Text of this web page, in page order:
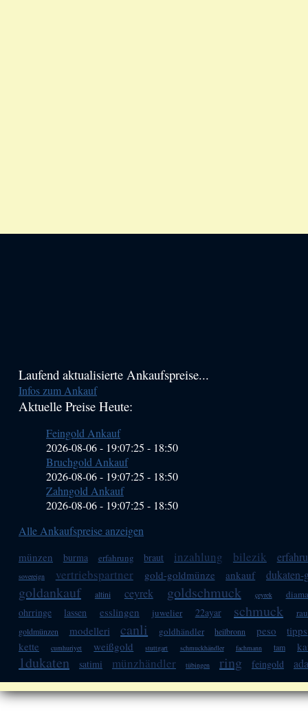
Haupt-
Sidebar
Laufend aktualisierte Ankaufspreise...
Infos zum Ankauf
Aktuelle Preise Heute:
Feingold Ankauf
2026-08-06 - 19:07:25 - 18:50
Bruchgold Ankauf
2026-08-06 - 19:07:25 - 18:50
Zahngold Ankauf
2026-08-06 - 19:07:25 - 18:50
Alle Ankaufspreise anzeigen
münzen burma erfahrung braut inzahlung bilezik
sovereign vertriebspartner gold-goldmünze ankauf dukaten-
goldankauf altini ceyrek goldschmuck çeyrek
ohrringe lassen esslingen juwelier 22ayar schmuck
goldmünzen modelleri canli goldhändler heilbronn peso
tipps
kette
cumhuriyet weißgold stuttgart schmuckhändler fachmann tam
1dukaten satimi münzhändler tübingen ring feingold